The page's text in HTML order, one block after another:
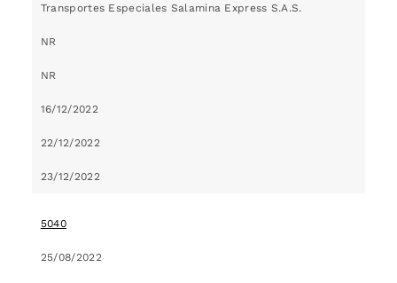
Transportes Especiales Salamina Express S.A.S.
NR
NR
16/12/2022
22/12/2022
23/12/2022
5040
25/08/2022